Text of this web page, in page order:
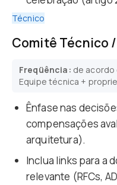
Técnico
Comitê Técnico
Freqüência: de acordo
Equipe técnica +
Ênfase nas
compensações
arquitetura).
Inclua links para a
relevante (RFCs,